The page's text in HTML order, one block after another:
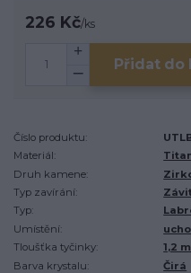
226 Kč/ks
Přidat do
Číslo produktu:
Materiál:
Druh kamene:
Typ zavírání:
Typ:
Umístění:
Tloušťka tyčinky:
1,2
Barva krystalu:
Čirá